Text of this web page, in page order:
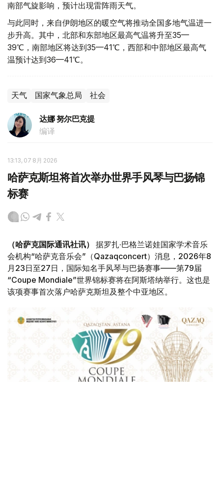
南部气旋影响，预计出现雷阵雨天气。
与此同时，来自伊朗地区的暖空气将推动全国多地气温进一
步升高。其中，北部和东部地区最高气温将升至35—
39℃，南部地区将达到35—41℃，西部和中部地区最高气
温预计达到36—41℃。
天气 国家气象总局 社会
达娜 努尔巴克提
编译
13:13, 07 8月 2026
哈萨克斯坦将首次举办世界手风琴与巴扬锦
标赛
（哈萨克国际通讯社讯）
据罗扎·巴格兰诺娃国家学术音乐
会机构“哈萨克音乐会”（Qazaqconcert）消息，2026年8
月23日至27日，国际知名手风琴与巴扬赛事——第79届
“Coupe Mondiale”世界锦标赛将在阿斯塔纳举行。这也是
该项赛事首次落户哈萨克斯坦及整个中亚地区。